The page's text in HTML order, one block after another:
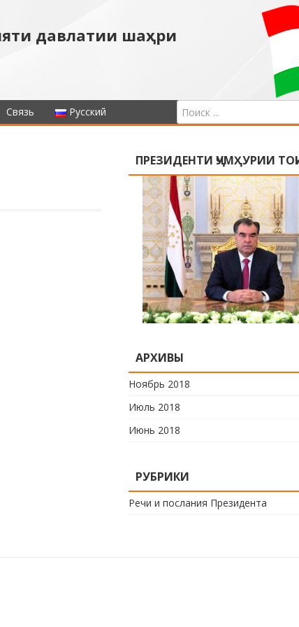
давлатии шаҳри
Связь Русский
ПРЕЗИДЕНТИ ҶУМҲУРИИ
АРХИВЫ
Ноябрь 2018
Июль 2018
Июнь 2018
РУБРИКИ
Речи и послания Президента